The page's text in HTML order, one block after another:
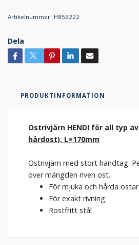
Artikelnummer: H856222
Dela
PRODUKTINFORMATION
Ostrivjärn HENDI för all typ
hårdost). L=170mm
Ostrivjärn med stort handtag.
över mängden riven ost.
För mjuka och hårda ostar
För exakt rivning
Rostfritt stål